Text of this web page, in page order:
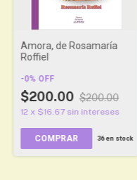
Amora, de Rosamaría
Roffiel
-0% OFF
$200.00 $200.00
12 x $16.67 sin intereses
COMPRAR 36en stock